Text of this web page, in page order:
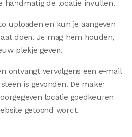
handmatig de locatie invullen.
uploaden en kun je aangeven
doen. Je mag hem houden,
plekje geven.
ontvangt vervolgens een e-mail
is gevonden. De maker
locatie goedkeuren
getoond wordt.